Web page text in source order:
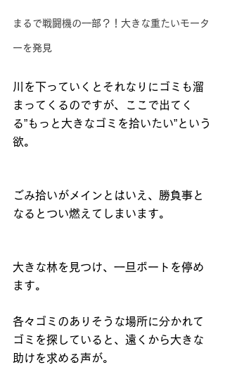
まるで戦闘機の一部？！大きな重たいモータ
ーを発見
川を下っていくとそれなりにゴミも溜
まってくるのですが、ここで出てく
る”もっと大きなゴミを拾いたい”という
欲。
ごみ拾いがメインとはいえ、勝負事と
なるとつい燃えてしまいます。
大きな林を見つけ、一旦ボートを停め
ます。
各々ゴミのありそうな場所に分かれて
ゴミを探していると、遠くから大きな
助けを求める声が。